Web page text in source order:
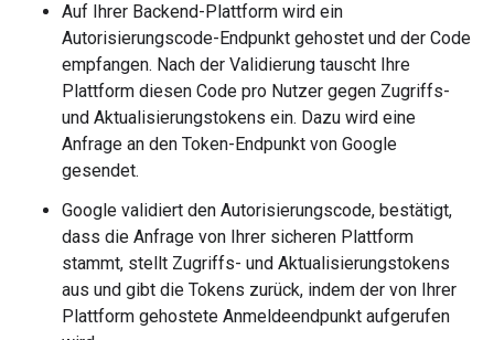
Auf Ihrer Backend-Plattform wird ein
Autorisierungscode-Endpunkt gehostet und der Code
empfangen. Nach der Validierung tauscht Ihre
Plattform diesen Code pro Nutzer gegen Zugriffs-
und Aktualisierungstokens ein. Dazu wird eine
Anfrage an den Token-Endpunkt von Google
gesendet.
Google validiert den Autorisierungscode, bestätigt,
dass die Anfrage von Ihrer sicheren Plattform
stammt, stellt Zugriffs- und Aktualisierungstokens
aus und gibt die Tokens zurück, indem der von Ihrer
Plattform gehostete Anmeldeendpunkt aufgerufen